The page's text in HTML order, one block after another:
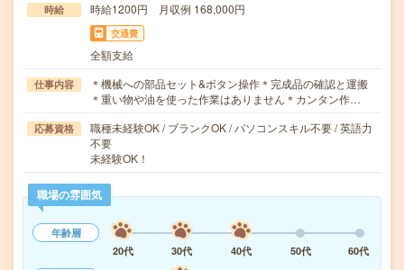
時給 時給1200円 月収例 168,000円
交通費
全額支給
仕事内容
＊機械への部品セット&ボタン操作＊完成品の確認と運搬
＊重い物や油を使った作業はありません＊カンタン作…
応募資格
職種未経験OK / ブランクOK / パソコンスキル不要 / 英語力
不要
未経験OK！
職場の雰囲気
年齢層
20代
30代 40代 50代
60代